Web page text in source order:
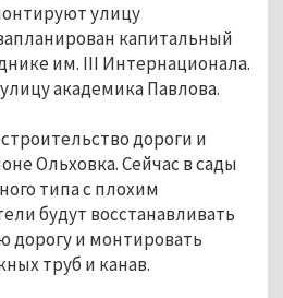
улицу
капитальный
им. III Интернационала.
академика Павлова.
дороги и
Ольховка. Сейчас в сады
типа с плохим
будут восстанавливать
дорогу и монтировать
труб и канав.